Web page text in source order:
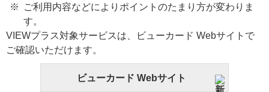
ご利用内容などによりポイントのたまり方が変わりま
す。
VIEWプラス対象サービスは、ビューカード Webサイトで
ご確認いただけます。
ビューカード Webサイト